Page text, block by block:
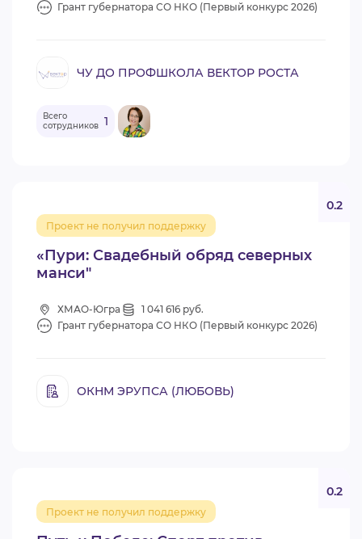
Грант губернатора СО НКО (Первый конкурс 2026)
ЧУ ДО ПРОФШКОЛА ВЕКТОР РОСТА
Всего
сотрудников 1
«Пури: Свадебный обряд северных
манси"
Проект не получил поддержку
0.2
ХМАО-Югра
1 041 616 руб.
Грант губернатора СО НКО (Первый конкурс 2026)
ОКНМ ЭРУПСА (ЛЮБОВЬ)
Проект не получил поддержку
0.2